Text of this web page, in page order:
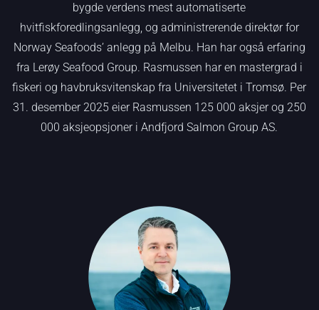
bygde verdens mest automatiserte
hvitfiskforedlingsanlegg, og administrerende direktør for
Norway Seafoods’ anlegg på Melbu. Han har også erfaring
fra Lerøy Seafood Group. Rasmussen har en mastergrad i
fiskeri og havbruksvitenskap fra Universitetet i Tromsø. Per
31. desember 2025 eier Rasmussen 125 000 aksjer og 250
000 aksjeopsjoner i Andfjord Salmon Group AS.